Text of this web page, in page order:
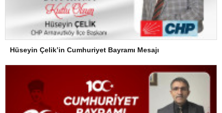
Hüseyin Çelik’in Cumhuriyet Bayramı Mesajı